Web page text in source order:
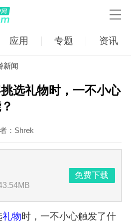

应用 专题 资讯
新闻
选礼物时，一不小心
：Shrek
免费下载
礼物时，一不小心触发了什